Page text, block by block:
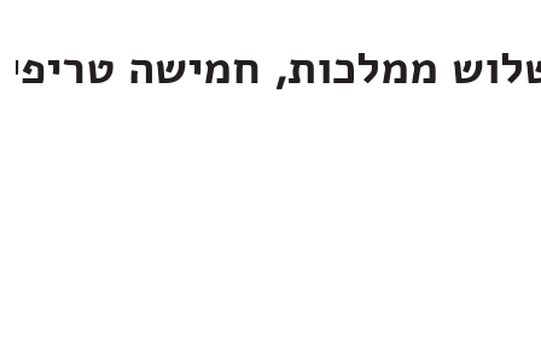
ממלכות, חמישה